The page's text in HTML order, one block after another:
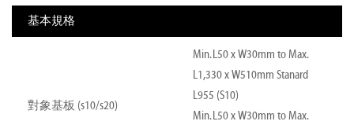
基本規格
對象基板 (s10/s20)
Min. L50 x W30mm to Max.
L1,330 x W510mm Stanard
L955 (S10)
Min. L50 x W30mm to Max.